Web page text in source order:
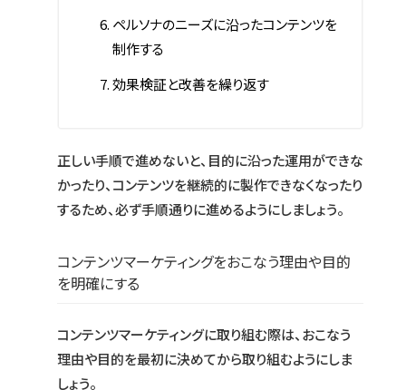
ペルソナのニーズに沿ったコンテンツを
制作する
効果検証と改善を繰り返す
正しい手順で進めないと、目的に沿った運用ができな
かったり、コンテンツを継続的に製作できなくなったり
するため、必ず手順通りに進めるようにしましょう。
コンテンツマーケティングをおこなう理由や目的
を明確にする
コンテンツマーケティングに取り組む際は、おこなう
理由や目的を最初に決めてから取り組むようにしま
しょう。